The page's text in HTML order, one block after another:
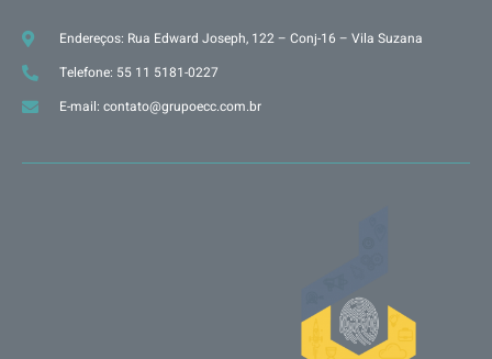
Endereços: Rua Edward Joseph, 122 – Conj-16 – Vila Suzana
Telefone: 55 11 5181-0227
E-mail: contato@grupoecc.com.br